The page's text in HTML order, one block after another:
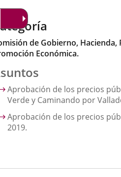
de Gobierno, Hacienda,
Económica.
Aprobación de los precios
Verde y Caminando por
Aprobación de los precios
2019.